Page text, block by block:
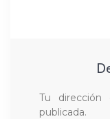
Tu dirección
publicada.